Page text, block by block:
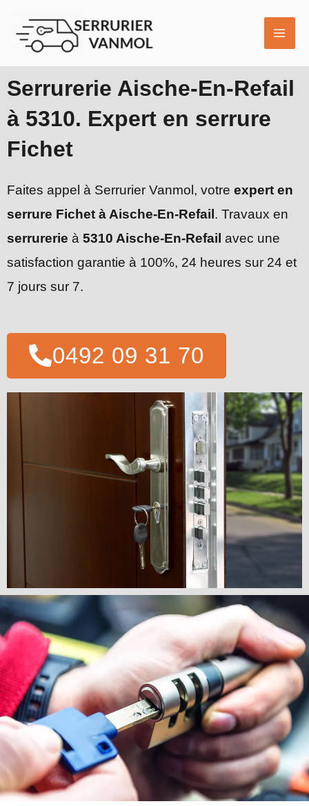
contenu
Serrurerie Aische-En-Refail
à 5310. Expert en serrure
Fichet
Faites appel à Serrurier Vanmol, votre expert en
serrure Fichet à Aische-En-Refail . Travaux en
serrurerie à 5310 Aische-En-Refail avec une
satisfaction garantie à 100%, 24 heures sur 24 et
7 jours sur 7.
0492 09 31 70